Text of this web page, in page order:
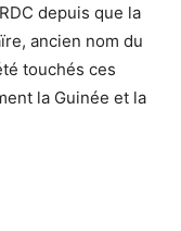
depuis que la
ancien nom du
touchés ces
la Guinée et la